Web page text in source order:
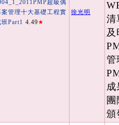
超級偶
案管理十大基礎工程實
Part1 4.49★
徐光明
清
管
頒